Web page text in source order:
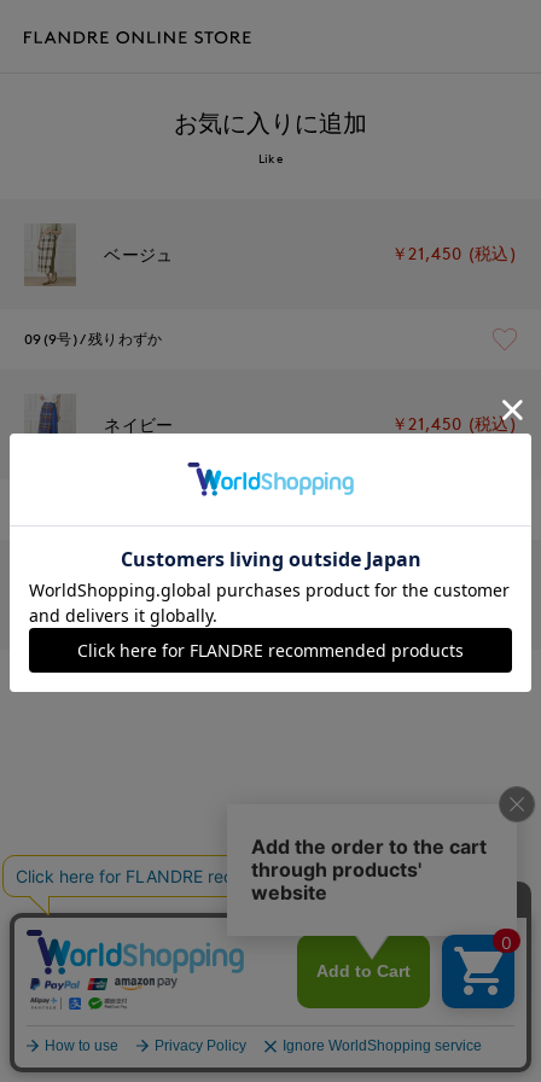
お気に入りに追加
Like
ベージュ ￥21,450 (税込)
09(9号) 残りわずか
ネイビー ￥21,450 (税込)
イエロー ￥21,450 (税込)